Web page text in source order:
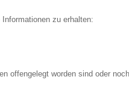
zu erhalten:
offengelegt worden sind oder